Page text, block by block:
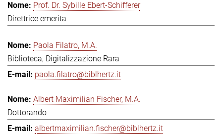
Prof. Dr. Sybille Ebert-Schifferer
Direttrice emerita
Paola Filatro, M.A.
Biblioteca, Digitalizzazione Rara
paola.filatro@biblhertz.it
Albert Maximilian Fischer, M.A.
Dottorando
albertmaximilian.fischer@biblhertz.it